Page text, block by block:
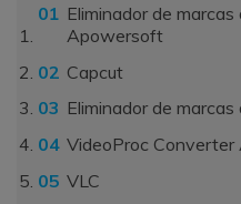
Eliminador de
Apowersoft
Capcut
Eliminador de
VideoProc Converter
VLC